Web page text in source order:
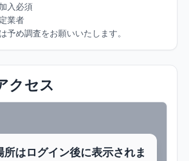
入必須
業者
予め調査をお願いいたします。
クセス
所はログイン後に表示されま